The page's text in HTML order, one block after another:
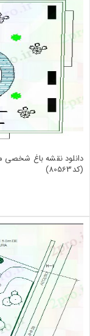
دانلود نقشه باغ شخصی
(کد80563)